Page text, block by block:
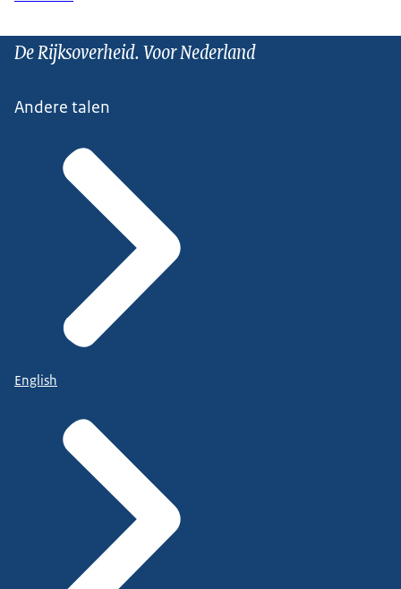
De Rijksoverheid. Voor Nederland
Andere talen
English